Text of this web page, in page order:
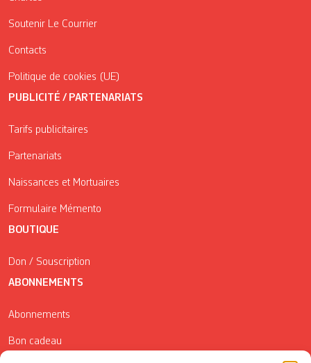
Soutenir Le Courrier
Contacts
Politique de cookies (UE)
PUBLICITÉ / PARTENARIATS
Tarifs publicitaires
Partenariats
Naissances et Mortuaires
Formulaire Mémento
BOUTIQUE
Don / Souscription
ABONNEMENTS
Abonnements
Bon cadeau